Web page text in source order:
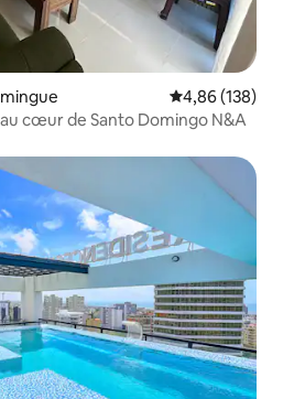
Évaluation
4,86 (138)
cœur de Santo Domingo N&A